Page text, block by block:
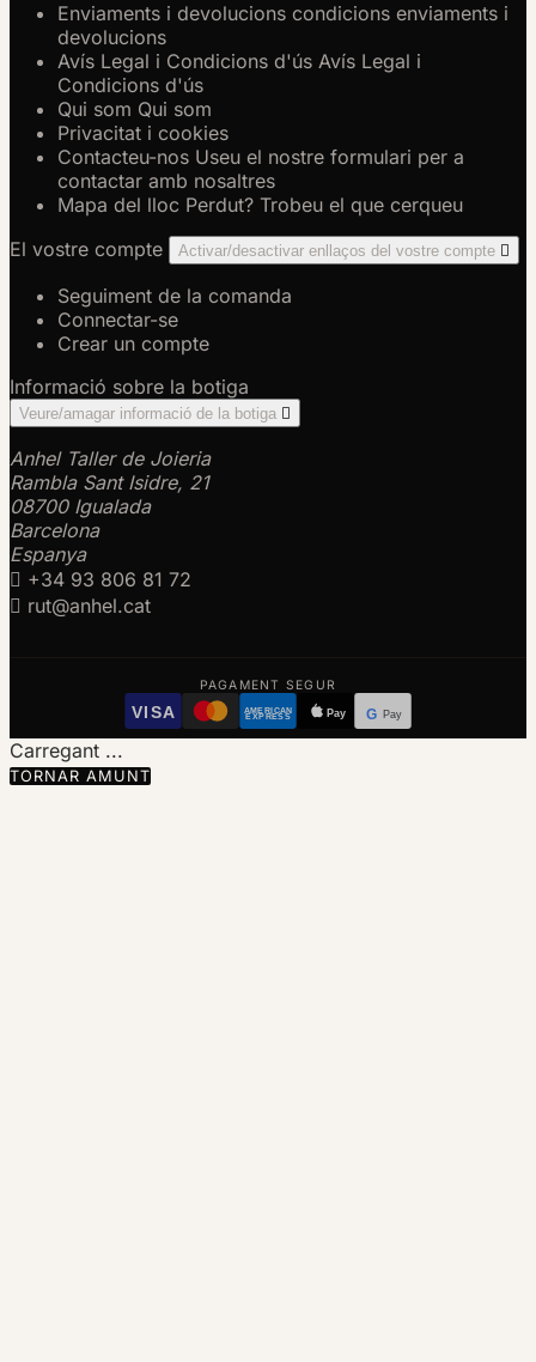
Enviaments i devolucions condicions enviaments i
devolucions
Avís Legal i Condicions d'ús Avís Legal i
Condicions d'ús
Qui som Qui som
Privacitat i cookies
Contacteu-nos Useu el nostre formulari per a
contactar amb nosaltres
Mapa del lloc Perdut? Trobeu el que cerqueu
El vostre compte
Activar/desactivar enllaços del vostre compte 
Seguiment de la comanda
Connectar-se
Crear un compte
Informació sobre la botiga
Veure/amagar informació de la botiga 
Anhel Taller de Joieria
Rambla Sant Isidre, 21
08700 Igualada
Barcelona
Espanya
 +34 93 806 81 72
 rut@anhel.cat
PAGAMENT SEGUR
VISA AMERICAN
EXPRESS Pay G Pay
Carregant ...
TORNAR AMUNT